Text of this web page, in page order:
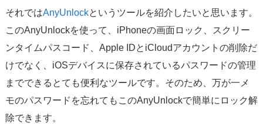
それではAnyUnlockというツールを紹介したいと思います。
このAnyUnlockを使って、iPhoneの画面ロック、スクリー
ンタイムパスコード、Apple IDとiCloudアカウントの削除だ
けでなく、iOSデバイスに保存されているパスワードの管理
までできるとても便利なツールです。そのため、万が一メ
モのパスワードを忘れてもこのAnyUnlockで簡単にロック解
除できます。